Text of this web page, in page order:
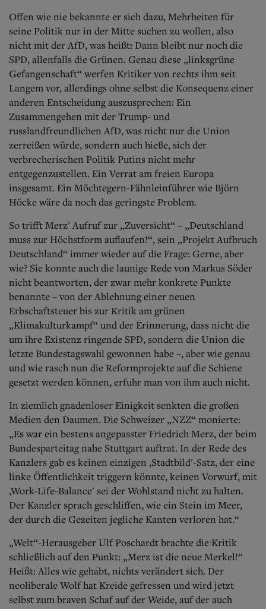
Offen wie nie bekannte er sich dazu, Mehrheiten für
seine Politik nur in der Mitte suchen zu wollen, also
nicht mit der AfD, was heißt: Dann bleibt nur noch die
SPD, allenfalls die Grünen. Genau diese „linksgrüne
Gefangenschaft“ werfen Kritiker von rechts ihm seit
Langem vor, allerdings ohne selbst die Konsequenz einer
anderen Entscheidung auszusprechen: Ein
Zusammengehen mit der Trump- und
russlandfreundlichen AfD, was nicht nur die Union
zerreißen würde, sondern auch hieße, sich der
verbrecherischen Politik Putins nicht mehr
entgegenzustellen. Ein Verrat am freien Europa
insgesamt. Ein Möchtegern-Fähnleinführer wie Björn
Höcke wäre da noch das geringste Problem.
So trifft Merz' Aufruf zur „Zuversicht“ – „Deutschland
muss zur Höchstform auflaufen!“, sein „Projekt Aufbruch
Deutschland“ immer wieder auf die Frage: Gerne, aber
wie? Sie konnte auch die launige Rede von Markus Söder
nicht beantworten, der zwar mehr konkrete Punkte
benannte – von der Ablehnung einer neuen
Erbschaftsteuer bis zur Kritik am grünen
„Klimakulturkampf“ und der Erinnerung, dass nicht die
um ihre Existenz ringende SPD, sondern die Union die
letzte Bundestagswahl gewonnen habe –, aber wie genau
und wie rasch nun die Reformprojekte auf die Schiene
gesetzt werden können, erfuhr man von ihm auch nicht.
In ziemlich gnadenloser Einigkeit senkten die großen
Medien den Daumen. Die Schweizer „NZZ“ monierte:
„Es war ein bestens angepasster Friedrich Merz, der beim
Bundesparteitag nahe Stuttgart auftrat. In der Rede des
Kanzlers gab es keinen einzigen ,Stadtbild'-Satz, der eine
linke Öffentlichkeit triggern könnte, keinen Vorwurf, mit
,Work-Life-Balance' sei der Wohlstand nicht zu halten.
Der Kanzler sprach geschliffen, wie ein Stein im Meer,
der durch die Gezeiten jegliche Kanten verloren hat.“
„Welt“-Herausgeber Ulf Poschardt brachte die Kritik
schließlich auf den Punkt: „Merz ist die neue Merkel!“
Heißt: Alles wie gehabt, nichts verändert sich. Der
neoliberale Wolf hat Kreide gefressen und wird jetzt
selbst zum braven Schaf auf der Weide, auf der auch